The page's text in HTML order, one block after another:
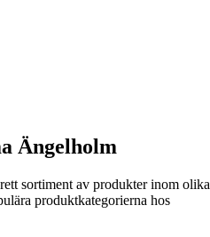
Ängelholm
sortiment av produkter inom olika
produktkategorierna hos